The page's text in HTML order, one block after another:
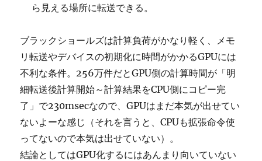
ら見える場所に転送できる。
ブラックショールズは計算負荷がかなり軽く、メモ
リ転送やデバイスの初期化に時間がかかるGPUには
不利な条件。256万件だとGPU側の計算時間が「明
細転送後計算開始～計算結果をCPU側にコピー完
了」で230msecなので、GPUはまだ本気が出せてい
ないよーな感じ（それを言うと、CPUも拡張命令使
ってないので本気は出せていない）。
結論としてはGPU化するにはあんまり向いていない